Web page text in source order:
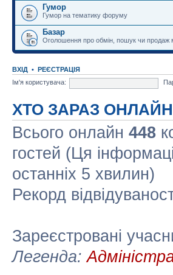
Гумор
Гумор на тематику форуму
Базар
Оголошення про обмін, пошук чи продаж
ВХІД • РЕЄСТРАЦІЯ
Ім'я користувача:
ХТО ЗАРАЗ ОНЛАЙН
Всього онлайн 448
гостей (Ця
останніх 5 хвилин)
Рекорд
Зареєстровані
Легенда: